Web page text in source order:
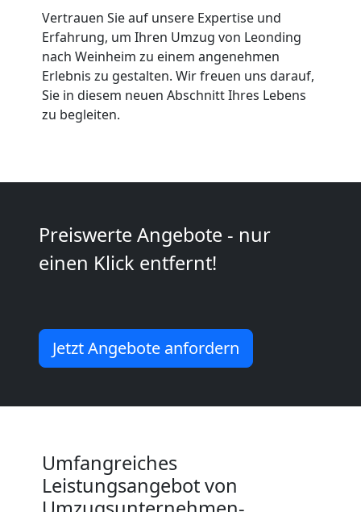
Vertrauen Sie auf unsere Expertise und
Erfahrung, um Ihren Umzug von Leonding
nach Weinheim zu einem angenehmen
Erlebnis zu gestalten. Wir freuen uns darauf,
Sie in diesem neuen Abschnitt Ihres Lebens
zu begleiten.
Preiswerte Angebote - nur
einen Klick entfernt!
Jetzt Angebote anfordern
Umfangreiches
Leistungsangebot von
Umzugshelfer
Leonding
Möbeltaxi
Leonding
Leonding
Möbeltransport
Leonding